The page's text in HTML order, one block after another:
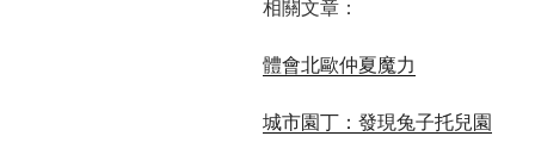
相關文章：
體會北歐仲夏魔力
城市園丁：發現兔子托兒園